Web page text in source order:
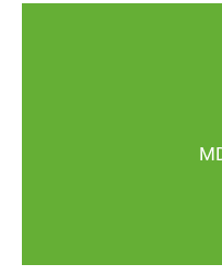
wild entsorgter
Magdeburg